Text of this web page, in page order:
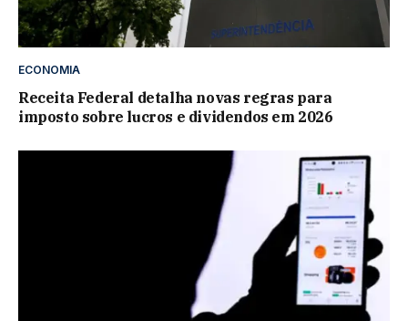
ECONOMIA
Receita Federal detalha novas regras para
imposto sobre lucros e dividendos em 2026